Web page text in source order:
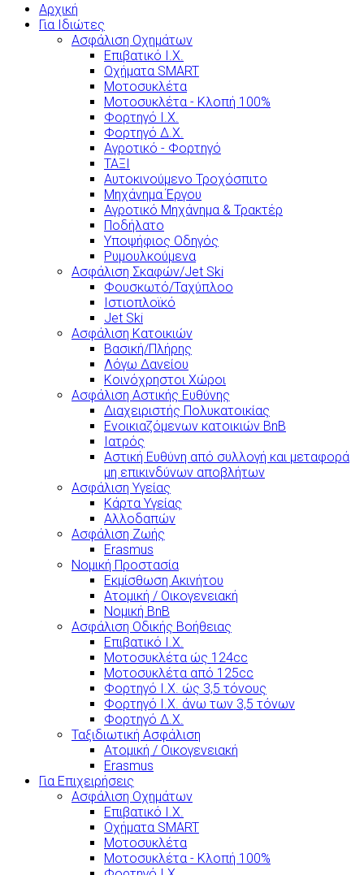
Αρχική
Για Ιδιώτες
Ασφάλιση Οχημάτων
Επιβατικό Ι.Χ.
Οχήματα SMART
Μοτοσυκλέτα
Μοτοσυκλέτα - Κλοπή 100%
Φορτηγό Ι.Χ.
Φορτηγό Δ.Χ.
Αγροτικό - Φορτηγό
ΤΑΞΙ
Αυτοκινούμενο Τροχόσπιτο
Μηχάνημα Έργου
Αγροτικό Μηχάνημα & Τρακτέρ
Ποδήλατο
Υποψήφιος Οδηγός
Ρυμουλκούμενα
Ασφάλιση Σκαφών/Jet Ski
Φουσκωτό/Ταχύπλοο
Ιστιοπλοϊκό
Jet Ski
Ασφάλιση Κατοικιών
Βασική/Πλήρης
Λόγω Δανείου
Κοινόχρηστοι Χώροι
Ασφάλιση Αστικής Ευθύνης
Διαχειριστής Πολυκατοικίας
Ενοικιαζόμενων κατοικιών BnB
Ιατρός
Αστική Ευθύνη από συλλογή και μεταφορά
μη επικινδύνων αποβλήτων
Ασφάλιση Υγείας
Κάρτα Υγείας
Αλλοδαπών
Ασφάλιση Ζωής
Erasmus
Νομική Προστασία
Εκμίσθωση Ακινήτου
Ατομική / Οικογενειακή
Νομική BnB
Ασφάλιση Οδικής Βοήθειας
Επιβατικό Ι.Χ.
Μοτοσυκλέτα ώς 124cc
Μοτοσυκλέτα από 125cc
Φορτηγό Ι.Χ. ώς 3,5 τόνους
Φορτηγό Ι.Χ. άνω των 3,5 τόνων
Φορτηγό Δ.Χ.
Ταξιδιωτική Ασφάλιση
Ατομική / Οικογενειακή
Erasmus
Για Επιχειρήσεις
Ασφάλιση Οχημάτων
Επιβατικό Ι.Χ.
Οχήματα SMART
Μοτοσυκλέτα
Μοτοσυκλέτα - Κλοπή 100%